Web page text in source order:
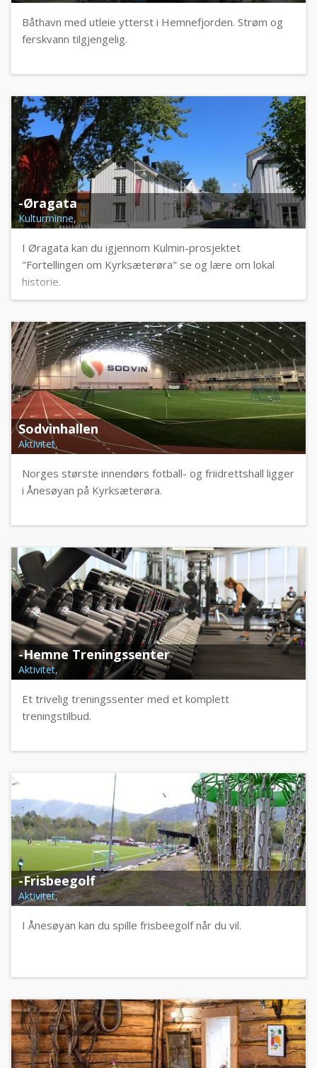
Båthavn med utleie ytterst i Hemnefjorden. Strøm og
ferskvann tilgjengelig.
-Øragata
Kulturminne,
I Øragata kan du igjennom Kulmin-prosjektet
"Fortellingen om Kyrksæterøra" se og lære om lokal
historie.
Sodvinhallen
Aktivitet,
Norges største innendørs fotball- og friidrettshall ligger
i Ånesøyan på Kyrksæterøra.
-Hemne Treningssenter
Aktivitet,
Et trivelig treningssenter med et komplett
treningstilbud.
-Frisbeegolf
Aktivitet,
I Ånesøyan kan du spille frisbeegolf når du vil.